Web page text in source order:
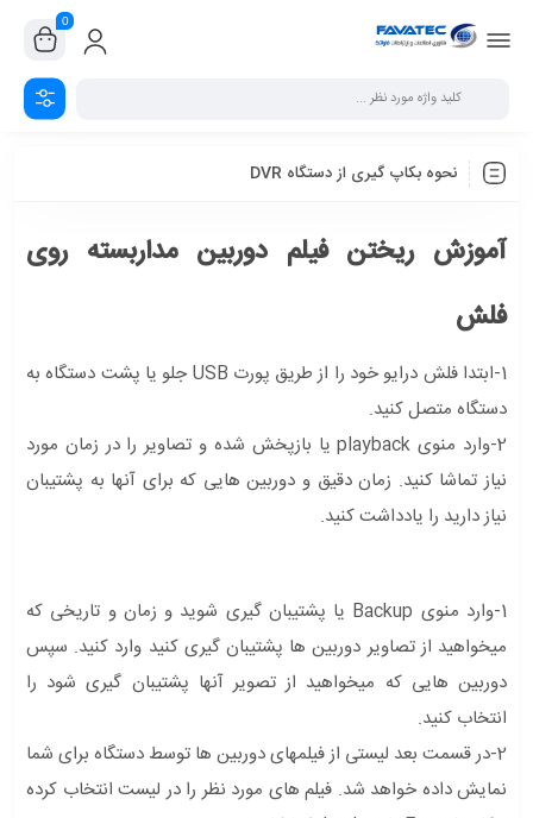
0
نحوه بکاپ گیری از دستگاه DVR
آموزش ریختن فیلم دوربین مداربسته روی
فلش
1-ابتدا فلش درایو خود را از طریق پورت USB جلو یا پشت دستگاه به
دستگاه متصل کنید.
2-وارد منوی playback یا بازپخش شده و تصاویر را در زمان مورد
نیاز تماشا کنید. زمان دقیق و دوربین هایی که برای آنها به پشتیبان
نیاز دارید را یادداشت کنید.
1-وارد منوی Backup یا پشتیبان گیری شوید و زمان و تاریخی که
میخواهید از تصاویر دوربین ها پشتیبان گیری کنید وارد کنید. سپس
دوربین هایی که میخواهید از تصویر آنها پشتیبان گیری شود را
انتخاب کنید.
2-در قسمت بعد لیستی از فیلمهای دوربین ها توسط دستگاه برای شما
نمایش داده خواهد شد. فیلم های مورد نظر را در لیست انتخاب کرده